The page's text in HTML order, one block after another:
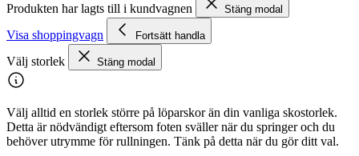
Produkten har lagts till i kundvagnen Stäng modal
Visa shoppingvagn Fortsätt handla
Välj storlek Stäng modal
Välj alltid en storlek större på löparskor än din vanliga skostorlek.
Detta är nödvändigt eftersom foten sväller när du springer och du
behöver utrymme för rullningen. Tänk på detta när du gör ditt val.